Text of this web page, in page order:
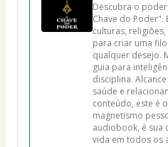
Descubra o
Chave do Poder".
culturas,
para criar uma
qualquer desejo.
guia para
disciplina.
saúde e
conteúdo, este é
magnetismo
audiobook, é sua
vida em todos os